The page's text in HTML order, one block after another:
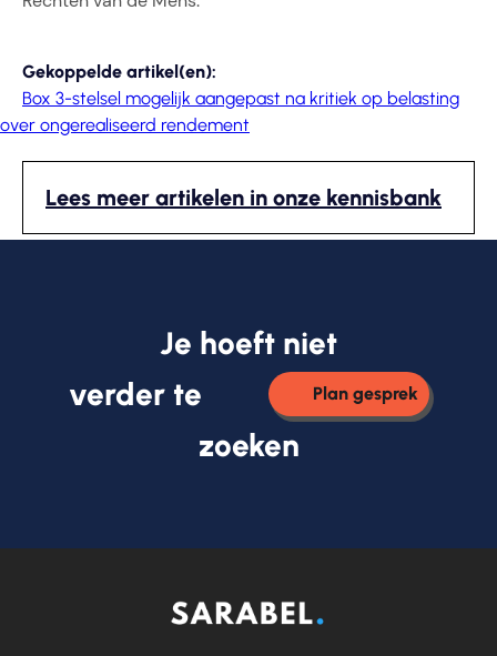
Gekoppelde artikel(en):
Box 3-stelsel mogelijk aangepast na kritiek op belasting
over ongerealiseerd rendement
Lees meer artikelen in onze kennisbank
Je hoeft niet
verder te
Plan gesprek
zoeken